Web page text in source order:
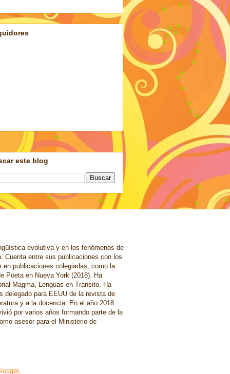
este blog
evolutiva y en los fenómenos de
Cuenta entre sus publicaciones con los
en publicaciones colegiadas, como la
Poeta en Nueva York (2018). Ha
Magma, Lenguas en Tránsito. Ha
para EEUU de la revista de
y a la docencia. En el año 2018
por varios años formando parte de la
asesor para el Ministerio de
.